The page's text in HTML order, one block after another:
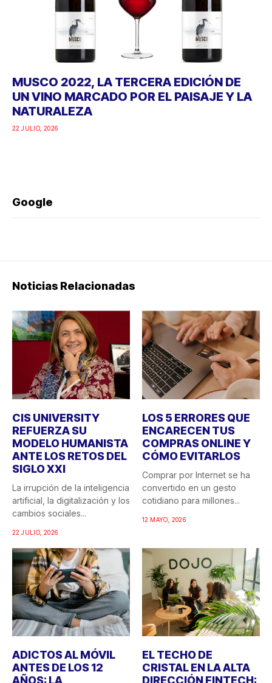
MUSCO 2022, LA TERCERA EDICIÓN DE
UN VINO MARCADO POR EL PAISAJE Y LA
NATURALEZA
22 JULIO, 2026
Google
Noticias Relacionadas
CIS UNIVERSITY
REFUERZA SU
MODELO HUMANISTA
ANTE LOS RETOS DEL
SIGLO XXI
La irrupción de la inteligencia
artificial, la digitalización y los
cambios sociales...
22 JULIO, 2026
LOS 5 ERRORES QUE
ENCARECEN TUS
COMPRAS ONLINE Y
CÓMO EVITARLOS
Comprar por Internet se ha
convertido en un gesto
cotidiano para millones...
12 MAYO, 2026
ADICTOS AL MÓVIL
ANTES DE LOS 12
EL TECHO DE
CRISTAL EN LA ALTA